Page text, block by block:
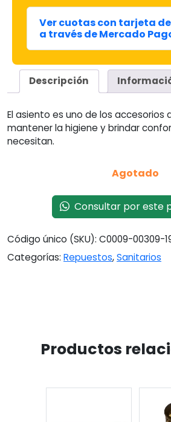
Ver cuotas con tarjeta
a través de Mercado
Descripción
El asiento es uno de los accesorios
mantener la higiene y brindar
necesitan.
Agotado
Consultar por este
Código único (SKU): C0009-00309-
Categorías: Repuestos,Sanitarios
Productos